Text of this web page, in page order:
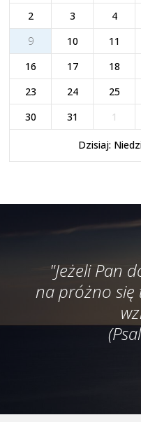
2
3 4
9
10 11
16
17 18
23
24 25
30
31 1
Dzisiaj:
"Jeżeli Pan
na próżno się